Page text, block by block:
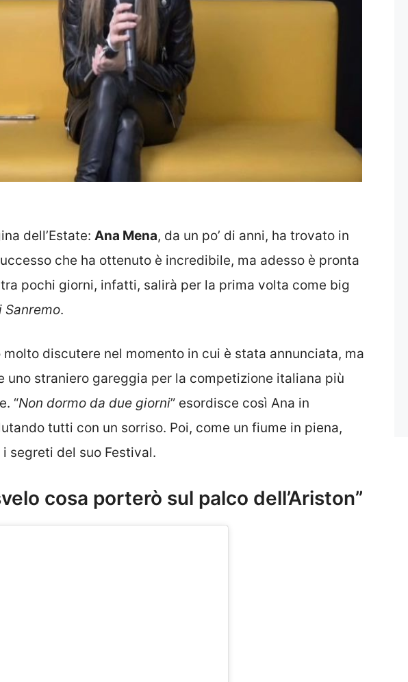
dell’Estate: Ana Mena, da un po’ di anni, ha trovato in
che ha ottenuto è incredibile, ma adesso è pronta
pochi giorni, infatti, salirà per la prima volta come big
Sanremo.
discutere nel momento in cui è stata annunciata, ma
uno straniero gareggia per la competizione italiana più
“Non dormo da due giorni” esordisce così Ana in
tutti con un sorriso. Poi, come un fiume in piena,
segreti del suo Festival.
cosa porterò sul palco dell’Ariston”